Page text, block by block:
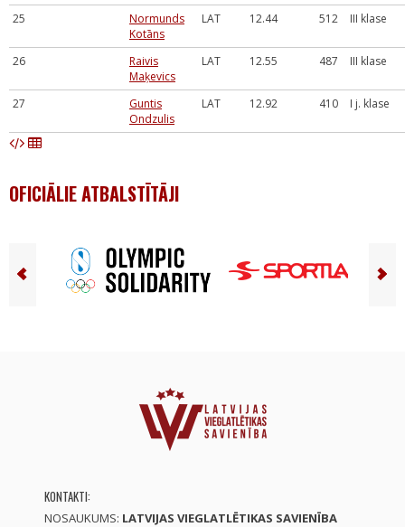
25
Normunds
Kotāns
LAT 12.44 512 III klase
26
Raivis
Maķevics
LAT 12.55 487 III klase
27
Guntis
Ondzulis
LAT 12.92 410 I j. klase
OFICIĀLIE ATBALSTĪTĀJI
KONTAKTI:
NOSAUKUMS: LATVIJAS VIEGLATLĒTIKAS SAVIENĪBA